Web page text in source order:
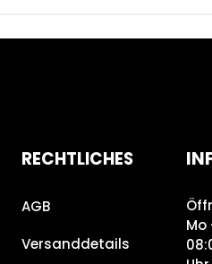
RECHTLICHES
AGB
Versanddetails
Mo